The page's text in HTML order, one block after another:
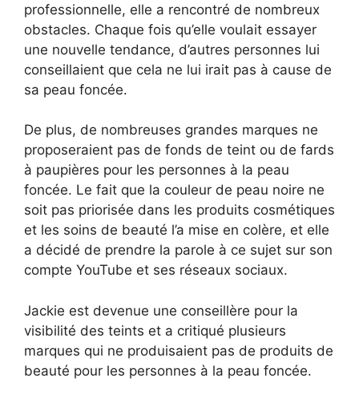
professionnelle, elle a rencontré de nombreux
obstacles. Chaque fois qu’elle voulait essayer
une nouvelle tendance, d’autres personnes lui
conseillaient que cela ne lui irait pas à cause de
sa peau foncée.
De plus, de nombreuses grandes marques ne
proposeraient pas de fonds de teint ou de fards
à paupières pour les personnes à la peau
foncée. Le fait que la couleur de peau noire ne
soit pas priorisée dans les produits cosmétiques
et les soins de beauté l’a mise en colère, et elle
a décidé de prendre la parole à ce sujet sur son
compte YouTube et ses réseaux sociaux.
Jackie est devenue une conseillère pour la
visibilité des teints et a critiqué plusieurs
marques qui ne produisaient pas de produits de
beauté pour les personnes à la peau foncée.